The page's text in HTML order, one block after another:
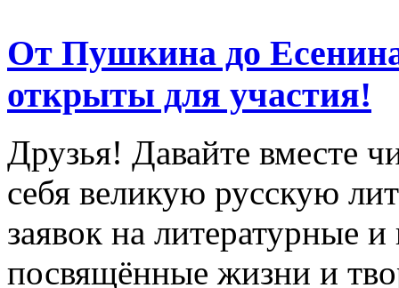
От Пушкина до
открыты для участия!
Друзья! Давайте вместе
себя великую русскую
заявок на литературные
посвящённые жизни и